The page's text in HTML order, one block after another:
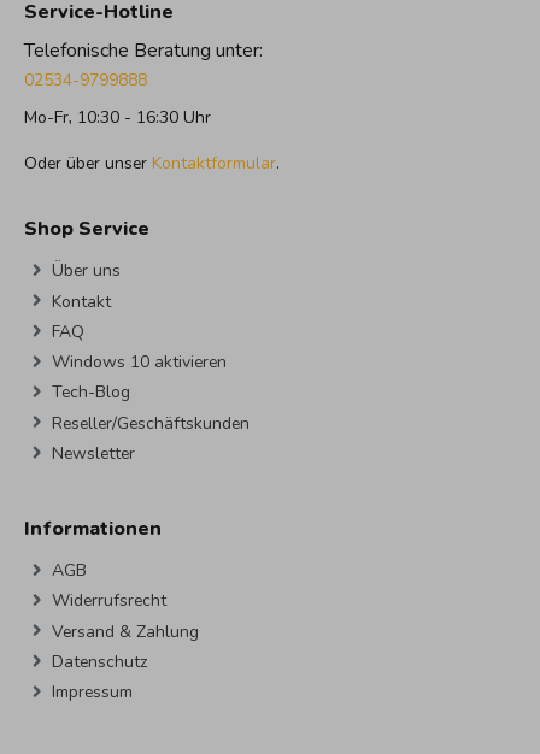
Service-Hotline
Telefonische Beratung unter:
02534-9799888
Mo-Fr, 10:30 - 16:30 Uhr
Oder über unser Kontaktformular.
Shop Service
Über uns
Kontakt
FAQ
Windows 10 aktivieren
Tech-Blog
Reseller/Geschäftskunden
Newsletter
Informationen
AGB
Widerrufsrecht
Versand & Zahlung
Datenschutz
Impressum